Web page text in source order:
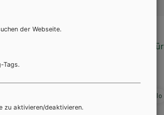
BAFEP/BASOP
Kompetenz:Mathematik, Band 3 für
Lehrbuch E-Book Solo
Lehrbuch mit E-BOOK+
der Webseite.
Tags.
zu aktivieren/deaktivieren.